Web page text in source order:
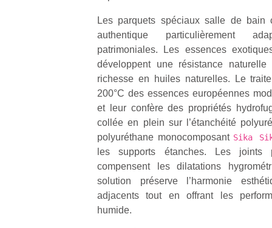
Les parquets spéciaux salle de bain
authentique particulièrement
patrimoniales. Les essences
développent une résistance
richesse en huiles naturelles. Le
200°C des essences européennes
et leur confère des propriétés
collée en plein sur l’étanchéité
polyuréthane monocomposant Sika
les supports étanches. Les joints
compensent les dilatations
solution préserve l’harmonie
adjacents tout en offrant les
humide.